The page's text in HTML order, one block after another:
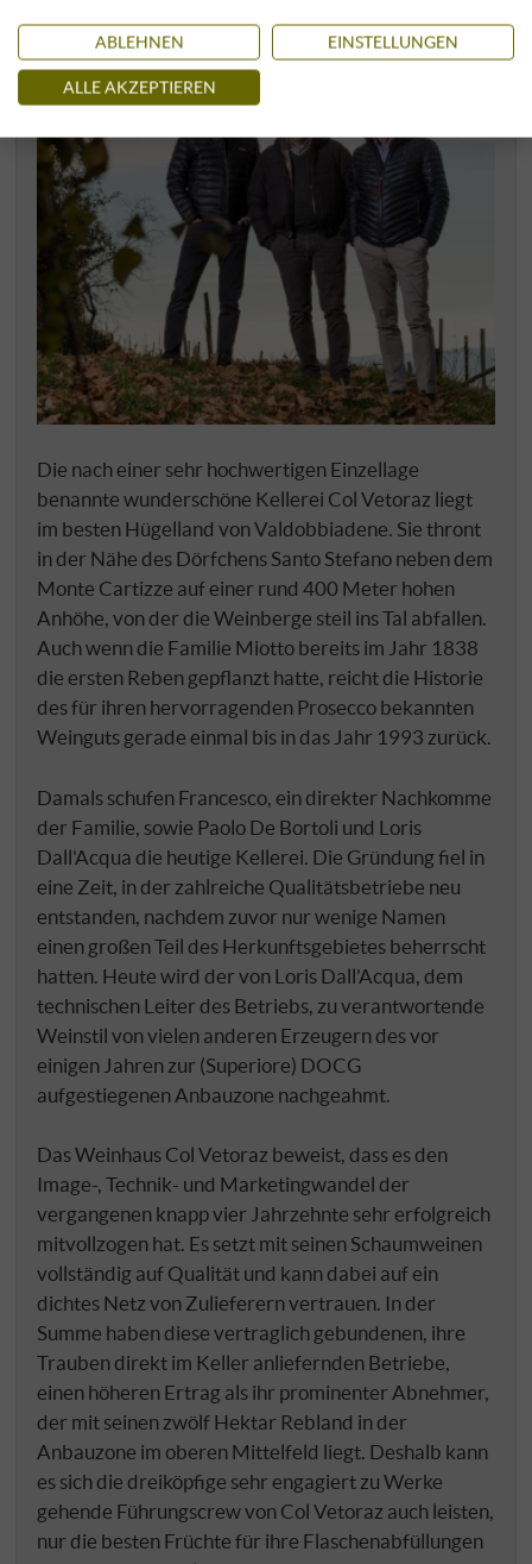
Die nach einer sehr hochwertigen Einzellage
benannte wunderschöne Kellerei Col Vetoraz liegt
im besten Hügelland von Valdobbiadene. Sie thront
in der Nähe des Dörfchens Santo Stefano neben dem
Monte Cartizze auf einer rund 400 Meter hohen
Anhöhe, von der die Weinberge steil ins Tal abfallen.
Auch wenn die Familie Miotto bereits im Jahr 1838
die ersten Reben gepflanzt hatte, reicht die Historie
des für ihren hervorragenden Prosecco bekannten
Weinguts gerade einmal bis in das Jahr 1993 zurück.
Damals schufen Francesco, ein direkter Nachkomme
der Familie, sowie Paolo De Bortoli und Loris
Dall'Acqua die heutige Kellerei. Die Gründung fiel in
eine Zeit, in der zahlreiche Qualitätsbetriebe neu
entstanden, nachdem zuvor nur wenige Namen
einen großen Teil des Herkunftsgebietes beherrscht
hatten. Heute wird der von Loris Dall'Acqua, dem
technischen Leiter des Betriebs, zu verantwortende
Weinstil von vielen anderen Erzeugern des vor
einigen Jahren zur (Superiore) DOCG
aufgestiegenen Anbauzone nachgeahmt.
Das Weinhaus Col Vetoraz beweist, dass es den
Image-, Technik- und Marketingwandel der
vergangenen knapp vier Jahrzehnte sehr erfolgreich
mitvollzogen hat. Es setzt mit seinen Schaumweinen
vollständig auf Qualität und kann dabei auf ein
dichtes Netz von Zulieferern vertrauen. In der
Summe haben diese vertraglich gebundenen, ihre
Trauben direkt im Keller anliefernden Betriebe,
einen höheren Ertrag als ihr prominenter Abnehmer,
der mit seinen zwölf Hektar Rebland in der
Anbauzone im oberen Mittelfeld liegt. Deshalb kann
es sich die dreiköpfige sehr engagiert zu Werke
gehende Führungscrew von Col Vetoraz auch leisten,
nur die besten Früchte für ihre Flaschenabfüllungen
ABLEHNEN EINSTELLUNGEN
ALLE AKZEPTIEREN